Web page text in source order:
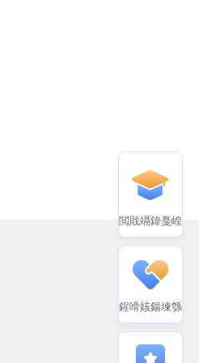
閲戝竵鍏戞崲
鍟嗗姟鍚堜綔